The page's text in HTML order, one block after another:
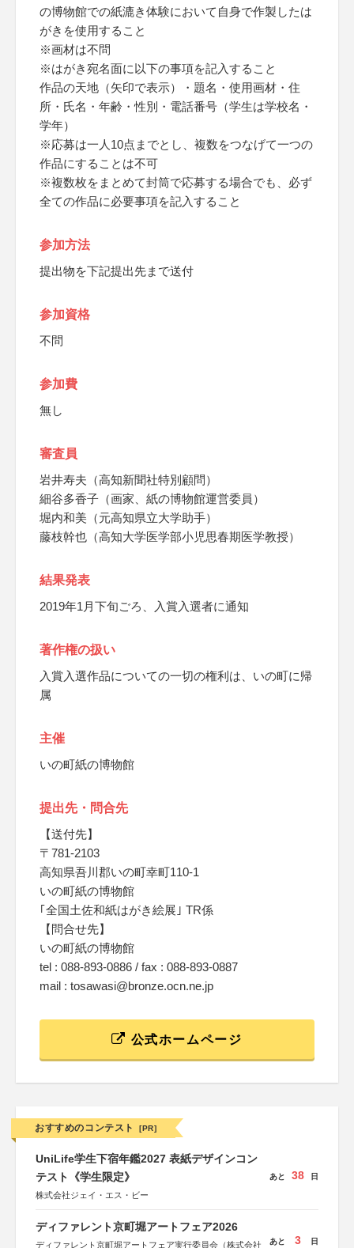
の博物館での紙漉き体験において自身で作製したは
がきを使用すること
※画材は不問
※はがき宛名面に以下の事項を記入すること
作品の天地（矢印で表示）・題名・使用画材・住
所・氏名・年齢・性別・電話番号（学生は学校名・
学年）
※応募は一人10点までとし、複数をつなげて一つの
作品にすることは不可
※複数枚をまとめて封筒で応募する場合でも、必ず
全ての作品に必要事項を記入すること
参加方法
提出物を下記提出先まで送付
参加資格
不問
参加費
無し
審査員
岩井寿夫（高知新聞社特別顧問）
細谷多香子（画家、紙の博物館運営委員）
堀内和美（元高知県立大学助手）
藤枝幹也（高知大学医学部小児思春期医学教授）
結果発表
2019年1月下旬ごろ、入賞入選者に通知
著作権の扱い
入賞入選作品についての一切の権利は、いの町に帰
属
主催
いの町紙の博物館
提出先・問合先
【送付先】
〒781-2103
高知県吾川郡いの町幸町110-1
いの町紙の博物館
｢全国土佐和紙はがき絵展｣ TR係
【問合せ先】
いの町紙の博物館
tel : 088-893-0886 / fax : 088-893-0887
mail : tosawasi@bronze.ocn.ne.jp
公式ホームページ
おすすめのコンテスト [PR]
UniLife学生下宿年鑑2027 表紙デザインコン
テスト《学生限定》
株式会社ジェイ・エス・ビー
あと 38 日
ディファレント京町堀アートフェア2026
ディファレント京町堀アートフェア実行委員会（株式会社 あと 3 日